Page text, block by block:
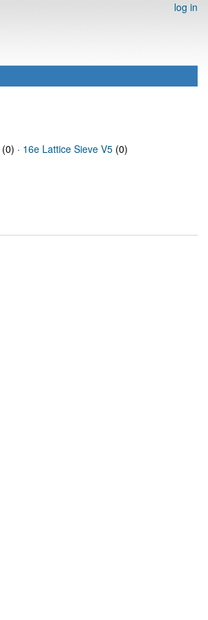
log in
(0) · 16e Lattice Sieve V5 (0)